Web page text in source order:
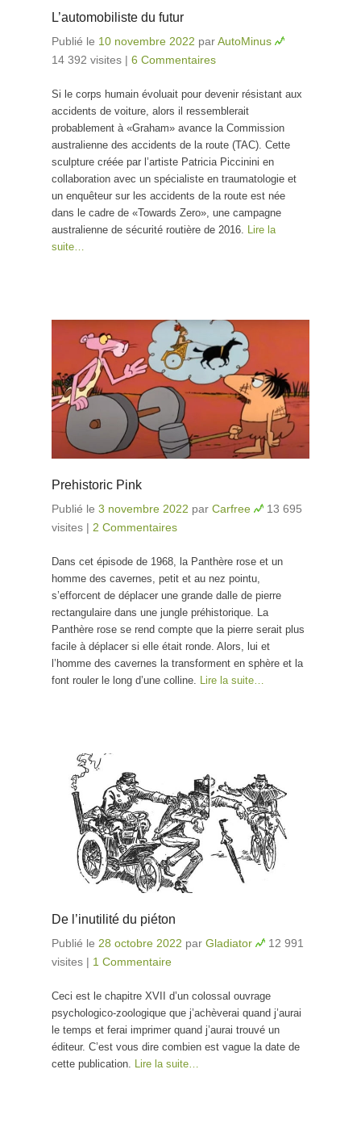
L’automobiliste du futur
Publié le 10 novembre 2022 parAutoMinus
14 392 visites | 6 Commentaires
Si le corps humain évoluait pour devenir résistant aux
accidents de voiture, alors il ressemblerait
probablement à «Graham» avance la Commission
australienne des accidents de la route (TAC). Cette
sculpture créée par l’artiste Patricia Piccinini en
collaboration avec un spécialiste en traumatologie et
un enquêteur sur les accidents de la route est née
dans le cadre de «Towards Zero», une campagne
australienne de sécurité routière de 2016. Lire la
suite…
Prehistoric Pink
Publié le 3 novembre 2022 par Carfree
13 695
visites | 2 Commentaires
Dans cet épisode de 1968, la Panthère rose et un
homme des cavernes, petit et au nez pointu,
s’efforcent de déplacer une grande dalle de pierre
rectangulaire dans une jungle préhistorique. La
Panthère rose se rend compte que la pierre serait plus
facile à déplacer si elle était ronde. Alors, lui et
l’homme des cavernes la transforment en sphère et la
font rouler le long d’une colline. Lire la suite…
De l’inutilité du piéton
Publié le 28 octobre 2022 par Gladiator
12 991
visites | 1 Commentaire
Ceci est le chapitre XVII d’un colossal ouvrage
psychologico-zoologique que j’achèverai quand j’aurai
le temps et ferai imprimer quand j’aurai trouvé un
éditeur. C’est vous dire combien est vague la date de
cette publication. Lire la suite…